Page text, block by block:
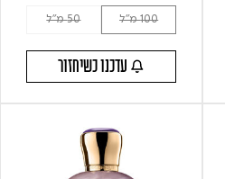
100 מ"ל 50 מ"ל